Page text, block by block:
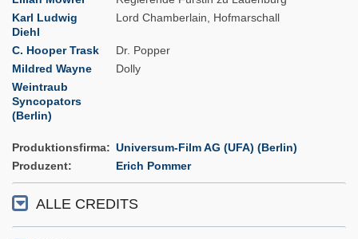
Karl Ludwig
Diehl
Lord Chamberlain, Hofmarschall
C. Hooper Trask
Dr. Popper
Mildred Wayne
Dolly
Weintraub
Syncopators
(Berlin)
Produktionsfirma
Universum-Film AG (UFA) (Berlin)
Produzent
Erich Pommer
ALLE CREDITS